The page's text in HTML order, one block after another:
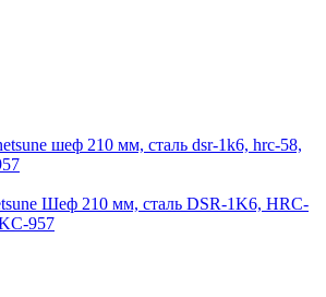
Шеф 210 мм, сталь DSR-1K6, HRC-
957